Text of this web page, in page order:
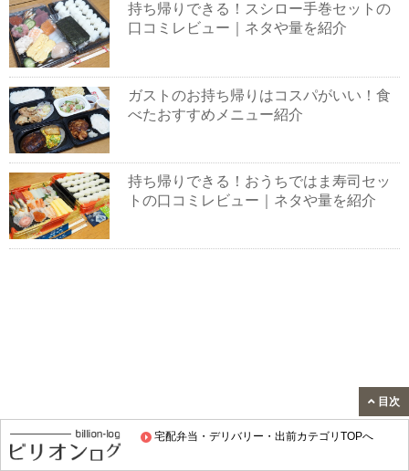
宅配弁当・デリバリー・出前カテゴリTOPへ
持ち帰りできる！スシロー手巻セットの
口コミレビュー｜ネタや量を紹介
ガストのお持ち帰りはコスパがいい！食
べたおすすめメニュー紹介
持ち帰りできる！おうちではま寿司セッ
トの口コミレビュー｜ネタや量を紹介
目次